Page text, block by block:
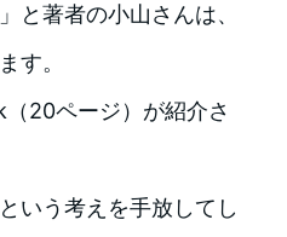
と著者の小山さんは、
す。
20ページ）が紹介さ
いう考えを手放してし